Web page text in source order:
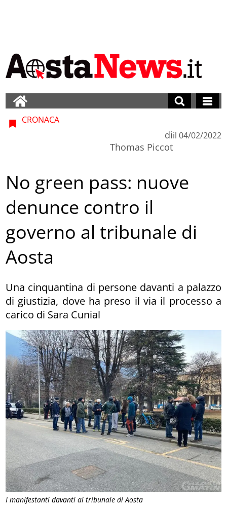
I manifestanti davanti al tribunale di Aosta
CRONACA
di
Thomas Piccot
il 04/02/2022
No green pass: nuove
denunce contro il
governo al tribunale di
Aosta
Una cinquantina di persone davanti a palazzo
di giustizia, dove ha preso il via il processo a
carico di Sara Cunial